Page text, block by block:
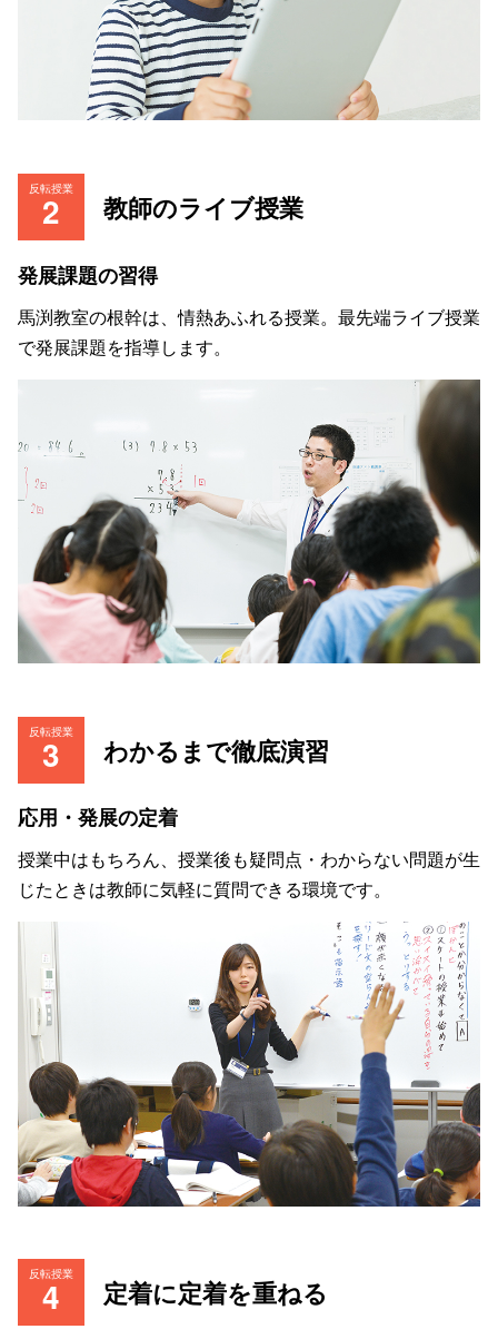
反転授業
教師のライブ授業
発展課題の習得
馬渕教室の根幹は、情熱あふれる授業。最先端ライブ授業
で発展課題を指導します。
反転授業
わかるまで徹底演習
応用・発展の定着
授業中はもちろん、授業後も疑問点・わからない問題が生
じたときは教師に気軽に質問できる環境です。
反転授業
定着に定着を重ねる